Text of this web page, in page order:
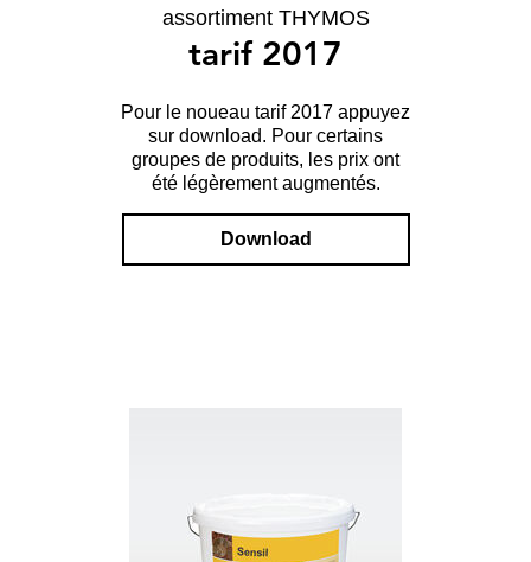
assortiment THYMOS
tarif 2017
Pour le noueau tarif 2017 appuyez
sur download. Pour certains
groupes de produits, les prix ont
été légèrement augmentés.
Download